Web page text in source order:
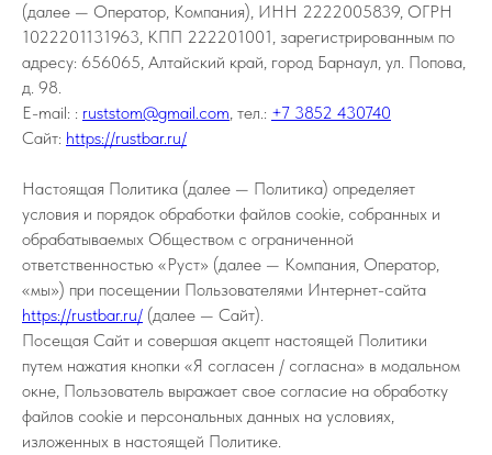
(далее — Оператор, Компания), ИНН 2222005839, ОГРН
1022201131963, КПП 222201001, зарегистрированным по
адресу: 656065, Алтайский край, город Барнаул, ул. Попова,
д. 98.
E-mail: : ruststom@gmail.com, тел.: +7 3852 430740
Сайт: https://rustbar.ru/
Настоящая Политика (далее — Политика) определяет
условия и порядок обработки файлов cookie, собранных и
обрабатываемых Обществом с ограниченной
ответственностью «Руст» (далее — Компания, Оператор,
«мы») при посещении Пользователями Интернет-сайта
https://rustbar.ru/ (далее — Сайт).
Посещая Сайт и совершая акцепт настоящей Политики
путем нажатия кнопки «Я согласен / согласна» в модальном
окне, Пользователь выражает свое согласие на обработку
файлов cookie и персональных данных на условиях,
изложенных в настоящей Политике.